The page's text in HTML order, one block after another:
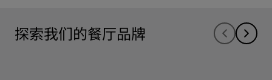
探索我们的餐厅品牌